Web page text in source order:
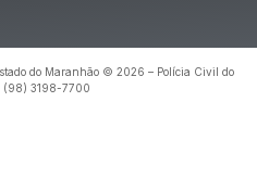
do Maranhão © 2026 – Polícia Civil do
(98) 3198-7700